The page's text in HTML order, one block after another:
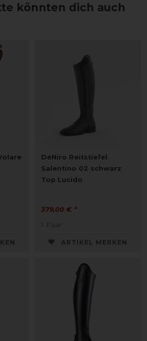
könnten dich auch
DeNiro Reitstiefel
Salentino 02 schwarz
Top Lucido
379,00 € *
1 Paar
ARTIKEL MERKEN